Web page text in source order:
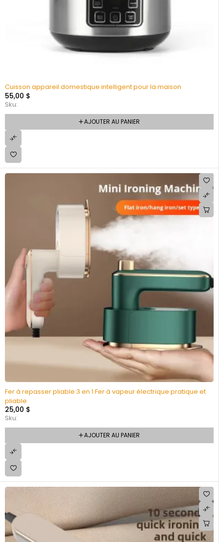
Cuisson appareil domestique intelligent pour la maison
55,00 $
Sku:
AJOUTER AU PANIER
Fer à repasser pliable 3 en 1 Fer à vapeur électrique pratique et
pliable
25,00 $
Sku:
AJOUTER AU PANIER